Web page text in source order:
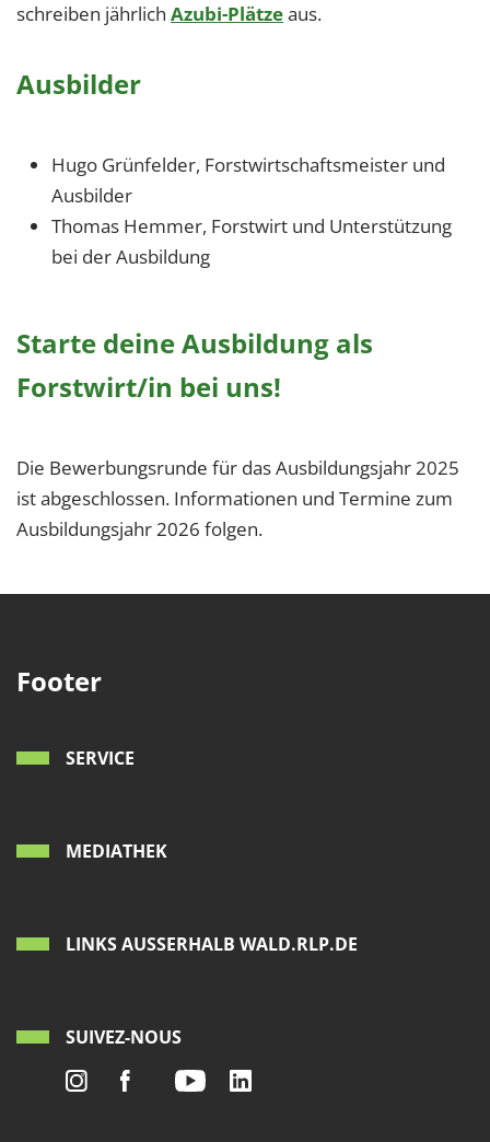
schreiben jährlich Azubi-Plätzeaus.
Ausbilder
Hugo Grünfelder, Forstwirtschaftsmeister und
Ausbilder
Thomas Hemmer, Forstwirt und Unterstützung
bei der Ausbildung
Starte deine Ausbildung als
Forstwirt/in bei uns!
Die Bewerbungsrunde für das Ausbildungsjahr 2025
ist abgeschlossen. Informationen und Termine zum
Ausbildungsjahr 2026 folgen.
Footer
SERVICE
MEDIATHEK
LINKS AUSSERHALB WALD.RLP.DE
SUIVEZ-NOUS